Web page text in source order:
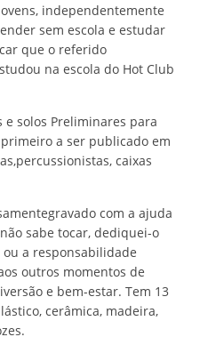
independentemente
sem escola e estudar
que o referido
na escola do Hot Club
e solos Preliminares para
a ser publicado em
caixas
com a ajuda
sabe tocar, dediquei-o
a responsabilidade
outros momentos de
e bem-estar. Tem 13
cerâmica, madeira,